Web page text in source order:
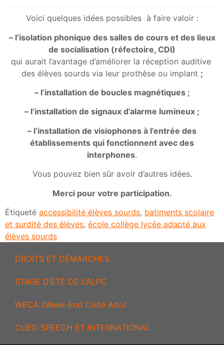
Voici quelques idées possibles à faire valoir :
– l’isolation phonique des salles de cours et des lieux
de socialisation (réfectoire, CDI)
qui aurait l’avantage d’améliorer la réception auditive
des élèves sourds via leur prothèse ou implant ;
– l’installation de boucles magnétiques ;
– l’installation de signaux d’alarme lumineux ;
– l’installation de visiophones à l’entrée des
établissements qui fonctionnent avec des
interphones.
Vous pouvez bien sûr avoir d’autres idées.
Merci pour votre participation.
Étiqueté accessibilité élèves sourds, batiments scolaire
et surdité des élèves, école collège lycée adapté aux
élèves sourds
DROITS ET DÉMARCHES
STAGE D’ÉTÉ DE L’ALPC
WECA (Week-End Codé Ado)
CUED SPEECH ET INTERNATIONAL